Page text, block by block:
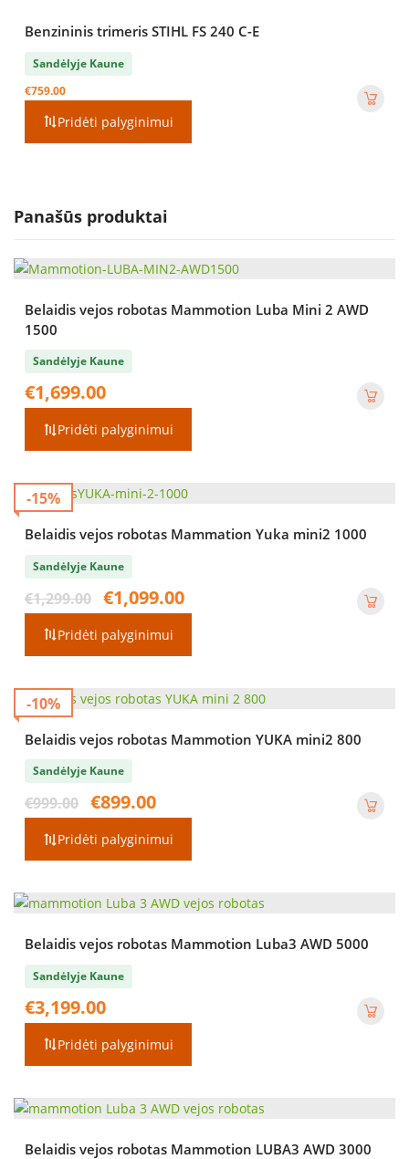
Benzininis trimeris STIHL FS 240 C-E
Sandėlyje Kaune
€759.00
Pridėti palyginimui
Panašūs produktai
Belaidis vejos robotas Mammotion Luba Mini 2 AWD
1500
Sandėlyje Kaune
€1,699.00
Pridėti palyginimui
-15%
Belaidis vejos robotas Mammation Yuka mini2 1000
Sandėlyje Kaune
€1,299.00
Original
price
was:
€1,299.00.
€1,099.00
Pridėti palyginimui
-10%
Belaidis vejos robotas Mammotion YUKA mini2 800
Sandėlyje Kaune
€999.00
Original
price
was:
€999.00.
€899.00
€899.00.
Pridėti palyginimui
Belaidis vejos robotas Mammotion Luba3 AWD 5000
Sandėlyje Kaune
€3,199.00
Pridėti palyginimui
Belaidis vejos robotas Mammotion LUBA3 AWD 3000